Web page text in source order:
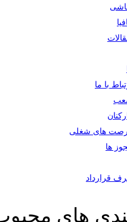
با ما
های شغلی
ها
قرارداد
های